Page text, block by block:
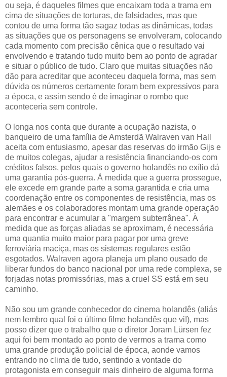
ou seja, é daqueles filmes que encaixam toda a trama em
cima de situações de torturas, de falsidades, mas que
contou de uma forma tão sagaz todas as dinâmicas, todas
as situações que os personagens se envolveram, colocando
cada momento com precisão cênica que o resultado vai
envolvendo e tratando tudo muito bem ao ponto de agradar
e situar o público de tudo. Claro que muitas situações não
dão para acreditar que aconteceu daquela forma, mas sem
dúvida os números certamente foram bem expressivos para
a época, e assim sendo é de imaginar o rombo que
aconteceria sem controle.
O longa nos conta que durante a ocupação nazista, o
banqueiro de uma família de Amsterdã Walraven van Hall
aceita com entusiasmo, apesar das reservas do irmão Gijs e
de muitos colegas, ajudar a resistência financiando-os com
créditos falsos, pelos quais o governo holandês no exílio dá
uma garantia pós-guerra. À medida que a guerra prossegue,
ele excede em grande parte a soma garantida e cria uma
coordenação entre os componentes de resistência, mas os
alemães e os colaboradores montam uma grande operação
para encontrar e acumular a "margem subterrânea". À
medida que as forças aliadas se aproximam, é necessária
uma quantia muito maior para pagar por uma greve
ferroviária maciça, mas os sistemas regulares estão
esgotados. Walraven agora planeja um plano ousado de
liberar fundos do banco nacional por uma rede complexa, se
forjadas notas promissórias, mas a cruel SS está em seu
caminho.
Não sou um grande conhecedor do cinema holandês (aliás
nem lembro qual foi o último filme holandês que vi!), mas
posso dizer que o trabalho que o diretor Joram Lürsen fez
aqui foi bem montado ao ponto de vermos a trama como
uma grande produção policial de época, aonde vamos
entrando no clima de tudo, sentindo a vontade do
protagonista em conseguir mais dinheiro de alguma forma